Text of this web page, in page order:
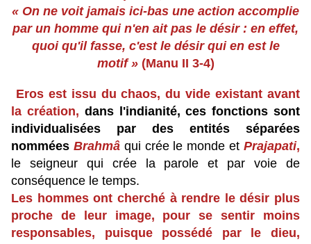
« On ne voit jamais ici-bas une action accomplie
par un homme qui n'en ait pas le désir : en effet,
quoi qu'il fasse, c'est le désir qui en est le
motif »(Manu II 3-4)
Eros est issu du chaos, du vide existant avant
la création, dans l'indianité, ces fonctions sont
individualisées par des entités séparées
nommées Brahmâ qui crée le monde etPrajapati,
le seigneur qui crée la parole et par voie de
conséquence le temps.
Les hommes ont cherché à rendre le désir plus
proche de leur image, pour se sentir moins
responsables, puisque possédé par le dieu,